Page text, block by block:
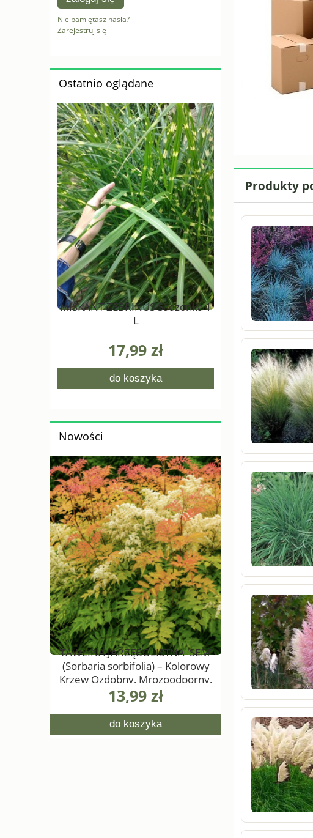
Nie pamiętasz hasła?
Zarejestruj się
Ostatnio oglądane
MISKANT ZEBRINUS Sadzonka 1
L
17,99 zł
do koszyka
Nowości
TAWLINA JARZĘBOLISTNA 'SEM'
(Sorbaria sorbifolia) – Kolorowy
Krzew Ozdobny, Mrozoodporny,
0,5L
13,99 zł
do koszyka
KRWAWNIK
do
Produkty